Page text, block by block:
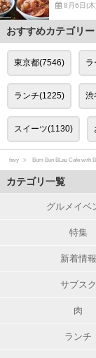
8月6日(木
おすすめカテゴリー
東京都(7546)
ランチ(1225) 渋
スイーツ(1130)
favy Bum Bun BLau Cafe with
カテゴリ一覧
グルメイベ
特集
新着情報
サブスク
肉
ランチ